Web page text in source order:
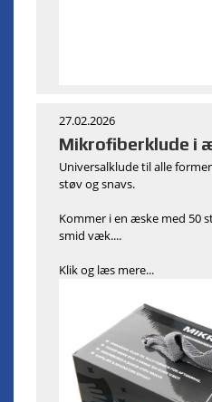
27.02.2026
Mikrofiberklude i
Universalklude til alle
støv og snavs.
Kommer i en æske med 50
smid væk....
Klik og læs mere...